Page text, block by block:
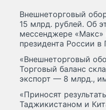
Внешнеторговый
15 млрд. рублей. Об
мессенджере «Макс»
президента России
«Внешнеторговый
Торговый баланс
экспорт — 8 млрд.,
«Приносят
Таджикистаном и